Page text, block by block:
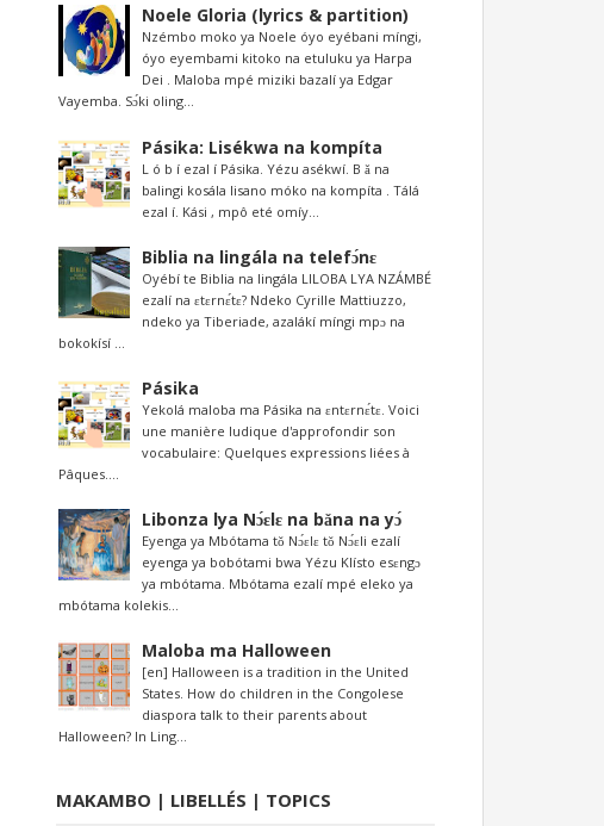
Noele Gloria (lyrics & partition)
Nzémbo moko ya Noele óyo eyébani míngi,
óyo eyembami kitoko na etuluku ya Harpa
Dei . Maloba mpé miziki bazalí ya Edgar
Vayemba. Sɔ́ki oling...
Pásika: Lisékwa na kompíta
L ó b í ezal í Pásika. Yézu asékwí. B ǎ na
balingi kosála lisano móko na kompíta . Tálá
ezal í. Kási , mpô eté omíy...
Biblia na lingála na telefɔ́nɛ
Oyébí te Biblia na lingála LILOBA LYA NZÁMBÉ
ezalí na ɛtɛrnɛ́tɛ? Ndeko Cyrille Mattiuzzo,
ndeko ya Tiberiade, azalákí míngi mpɔ na
bokokísí ...
Pásika
Yekolá maloba ma Pásika na ɛntɛrnɛ́tɛ. Voici
une manière ludique d'approfondir son
vocabulaire: Quelques expressions liées à
Pâques....
Libonza lya Nɔ́ɛlɛ na bǎna na yɔ́
Eyenga ya Mbótama tǒ Nɔ́ɛlɛ tǒ Nɔ́ɛli ezalí
eyenga ya bobótami bwa Yézu Klísto esɛngɔ
ya mbótama. Mbótama ezalí mpé eleko ya
mbótama kolekis...
Maloba ma Halloween
[en] Halloween is a tradition in the United
States. How do children in the Congolese
diaspora talk to their parents about
Halloween? In Ling...
MAKAMBO | LIBELLÉS | TOPICS